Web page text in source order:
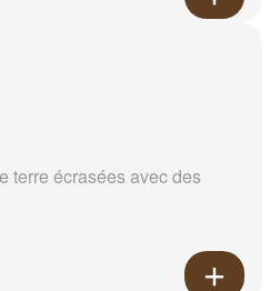
terre écrasées avec des